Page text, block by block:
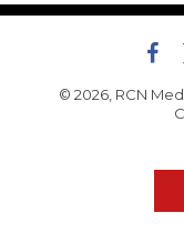
© 2026, RCN